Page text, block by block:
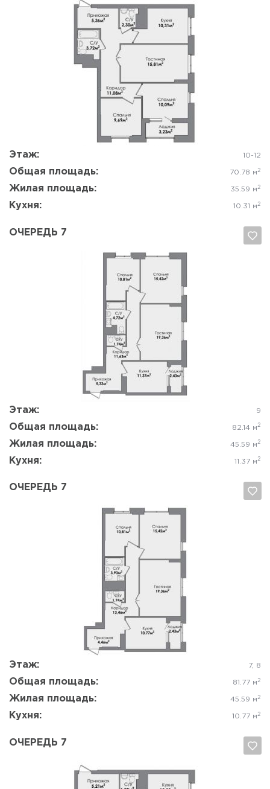
Этаж: 10-12
Общая площадь: 70.78 м 2
Жилая площадь: 35.59 м 2
Кухня: 10.31 м 2
Да, удалить Отмена
ОЧЕРЕДЬ 7
Этаж: 9
Общая площадь: 82.14 м 2
Жилая площадь: 45.59 м 2
Кухня: 11.37 м 2
Да, удалить Отмена
ОЧЕРЕДЬ 7
Этаж: 7, 8
Общая площадь: 81.77 м 2
Жилая площадь: 45.59 м 2
Кухня: 10.77 м 2
Да, удалить
ОЧЕРЕДЬ 7